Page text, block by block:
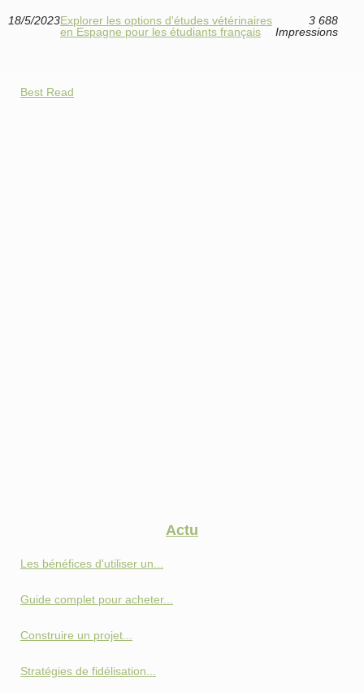
18/5/2023Explorer les options d'études vétérinaires
en Espagne pour les étudiants français
3 688
Impressions
Best Read
Actu
Les bénéfices d'utiliser un...
Guide complet pour acheter...
Construire un projet...
Stratégies de fidélisation...